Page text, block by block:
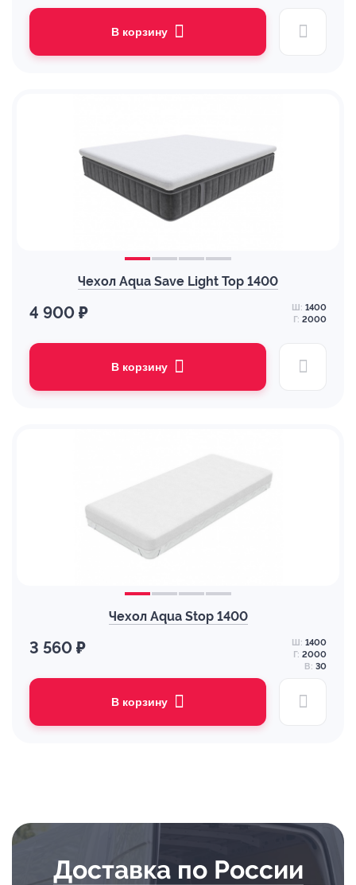
В корзину
Чехол Aqua Save Light Top 1400
4 900 ₽ Ш: 1400
Г: 2000
В корзину
Чехол Aqua Stop 1400
3 560 ₽ Ш: 1400
Г: 2000
В: 30
В корзину
Доставка по России